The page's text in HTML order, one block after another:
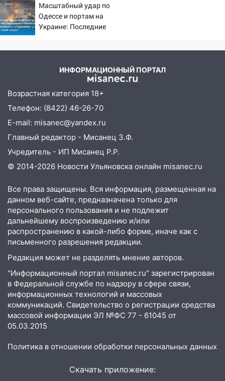
14:26
Жители Ульяновска сами
пытаются расчистить ливнёвки, не
дождавшись коммунальщиков
14:16 Шторм продолжает ломать город:
14:14 Студента из Ульяновска обманули
мошенники под видом преподавателя
14:12 Куда жаловаться ульяновцам на
упавшее дерево или затопленную улицу
после непогоды
13:59 В Новом городе ураганным
строящегося дома
13:54 В мэрии Ульяновска рассказали,
как устраняют последствия мощного
шторма
13:49 Стихия продолжает крушить
Ульяновск: дерево рухнуло на дом на
13:47 На Нижней Террасе мощным
ветром вырвало дерево с корнем
13:46
Сильный ветер сорвал крышу с
СТО на проспекте Созидателей
13:35
Непогода продолжает бить по
сошёл с рельсов
Масштабный удар по
Одессе и портам на
Украине: Последние
ИНФОРМАЦИОННЫЙ ПОРТАЛ
Возрастная категория 18+
Телефон: (8422) 46-26-70
E-mail: misanec@yandex.ru
Главный редактор - Мисанец З.Ф.
Учредитель - ИП Мисанец Р.Р.
© 2014-2026 Новости Ульяновска онлайн misanec.ru
Все права защищены. Вся информация, размещенная на
данном веб-сайте, предназначена только для
персонального пользования и не подлежит
дальнейшему воспроизведению и/или
распространению в какой-либо форме, иначе как с
письменного разрешения редакции.
Редакция может не разделять мнение авторов.
"Информационный портал misanec.ru" зарегистрирован
в Федеральной службе по надзору в сфере связи,
информационных технологий и массовых
коммуникаций. Свидетельство о регистрации средства
массовой информации ЭЛ №ФС 77 - 61045 от
05.03.2015
Политика в отношении обработки персональных данных
Скачать приложение: